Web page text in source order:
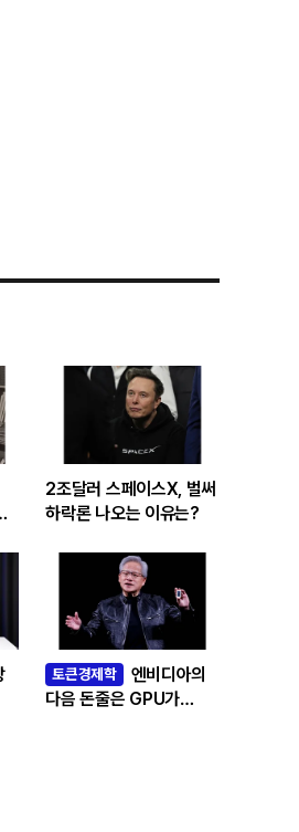
2조달러 스페이스X, 벌써
하락론 나오는 이유는?
토큰경제학
엔비디아의
다음 돈줄은 GPU가